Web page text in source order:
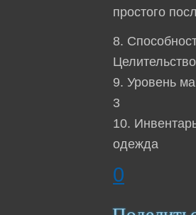
простого
8.
Целительство
9. Уровень
3
10.
одежда
0